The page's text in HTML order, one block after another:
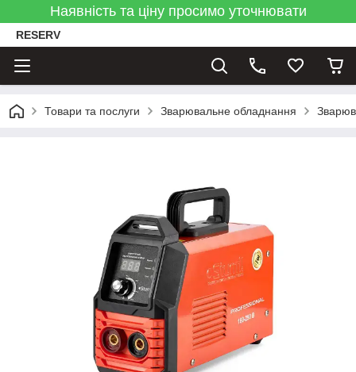
Наявність та ціну просимо уточнювати
RESERV
Товари та послуги Зварювальне обладнання